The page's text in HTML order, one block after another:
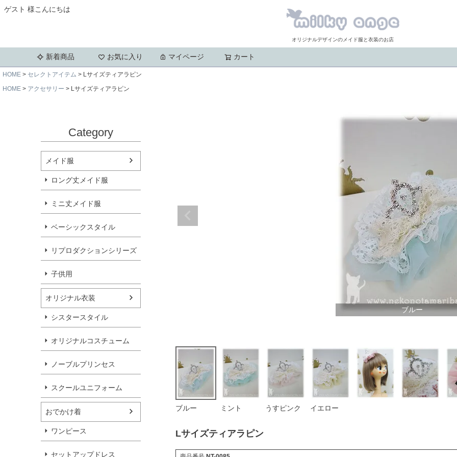
ゲスト 様こんにちは
オリジナルデザインのメイド服と衣装のお店
新着商品 お気に入り マイページ カート
HOME セレクトアイテム
Lサイズティアラピン
HOME
アクセサリー Lサイズティアラピン
Category
メイド服
ロング丈メイド服
ミニ丈メイド服
ベーシックスタイル
リプロダクションシリーズ
子供用
オリジナル衣装
シスタースタイル
オリジナルコスチューム
ノーブルプリンセス
スクールユニフォーム
おでかけ着
ワンピース
セットアップドレス
ブルー
ブルー ミント うすピンク イエロー
Lサイズティアラピン